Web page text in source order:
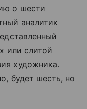
о шести
аналитик
или слитой
художника.
будет шесть, но